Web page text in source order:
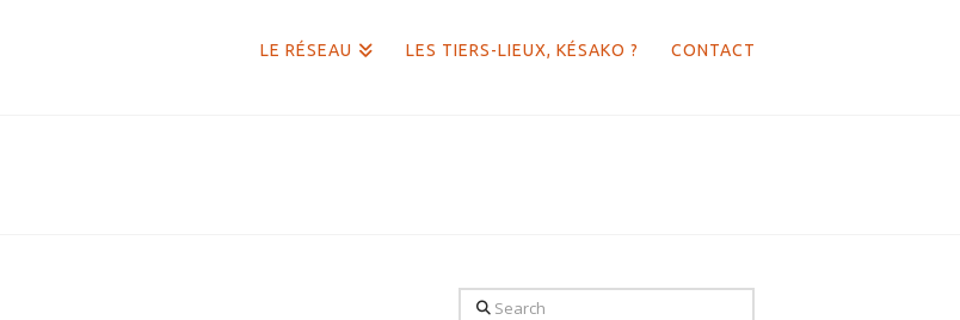
LE RÉSEAU LES TIERS-LIEUX, KÉSAKO ? CONTACT
Search